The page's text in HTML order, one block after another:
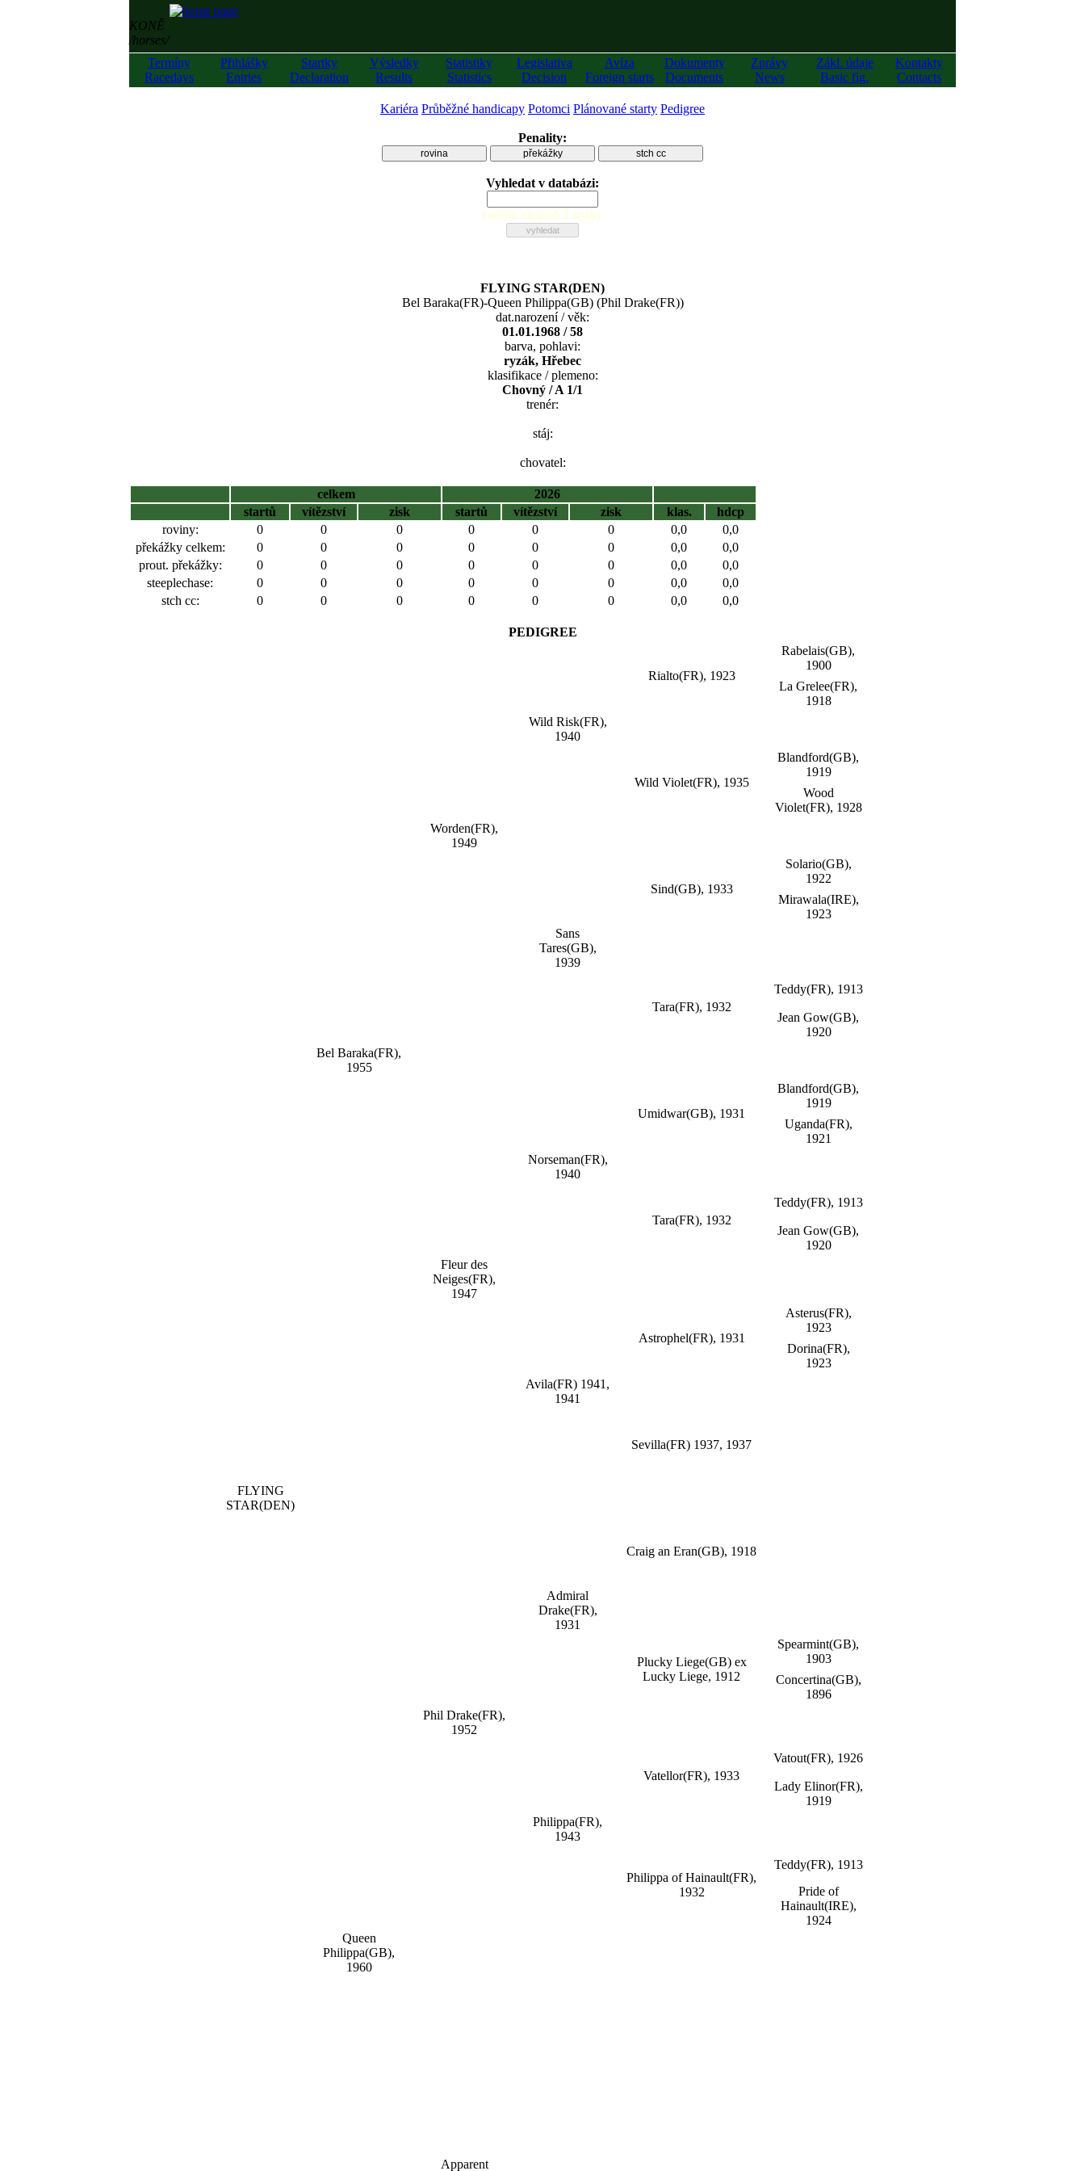
KONĚ
/horses/
Termíny
Racedays
Přihlášky
Entries
Startky
Declaration
Výsledky
Results
Statistiky
Statistics
Legislativa
Decision
Avíza
Foreign starts
Dokumenty
Documents
Zprávy
News
Zákl. údaje
Basic fig.
Kontakty
Contacts
Kariéra Průběžné handicapy Potomci Plánované starty Pedigree
Penality:
rovina překážky stch cc
Vyhledat v databázi:
zadejte alespoň 2 znaky
FLYING STAR(DEN)
Bel Baraka(FR)-Queen Philippa(GB)(Phil Drake(FR))
dat.narození / věk:
01.01.1968 / 58
barva, pohlavi:
ryzák, Hřebec
klasifikace / plemeno:
Chovný / A 1/1
trenér:
stáj:
chovatel:
celkem
2026
startů
vítězství zisk startů vítězství zisk klas.
hdcp
roviny:
0 0 0 0 0 0 0,0
0,0
překážky celkem:
0 0 0 0 0 0 0,0
0,0
prout. překážky:
0 0 0 0 0 0 0,0
0,0
steeplechase:
0 0 0 0 0 0 0,0
0,0
stch cc:
0 0 0 0 0 0 0,0 0,0
PEDIGREE
Rabelais(GB),
1900
Rialto(FR), 1923
La Grelee(FR),
1918
Wild Risk(FR),
1940
Blandford(GB),
1919
Wild Violet(FR), 1935
Wood
Violet(FR), 1928
Worden(FR),
1949
Solario(GB),
1922
Sind(GB), 1933
Mirawala(IRE),
1923
Sans
Tares(GB),
1939
Teddy(FR), 1913
Tara(FR), 1932
Jean Gow(GB),
1920
Bel Baraka(FR),
1955
Blandford(GB),
1919
Umidwar(GB), 1931
Uganda(FR),
1921
Norseman(FR),
1940
Teddy(FR), 1913
Tara(FR), 1932
Jean Gow(GB),
1920
Fleur des
Neiges(FR),
1947
Asterus(FR),
1923
Astrophel(FR), 1931
Dorina(FR),
1923
Avila(FR) 1941,
1941
Sevilla(FR) 1937, 1937
FLYING
STAR(DEN)
Craig an Eran(GB), 1918
Admiral
Drake(FR),
1931
Spearmint(GB),
1903
Plucky Liege(GB) ex
Lucky Liege, 1912
Concertina(GB),
1896
Phil Drake(FR),
1952
Vatout(FR), 1926
Vatellor(FR), 1933
Lady Elinor(FR),
1919
Philippa(FR),
1943
Teddy(FR), 1913
Philippa of Hainault(FR),
1932
Pride of
Hainault(IRE),
1924
Queen
Philippa(GB),
1960
Apparent